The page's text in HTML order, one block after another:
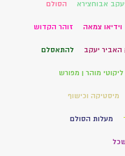
אבוחצירא הסולם
וידיאו צמאה זוהר הקדוש
האביר יעקב להתאסלם
ליקוטי מוהר ן מפורש
מיסטיקה וכישוף
מעלות הסולם